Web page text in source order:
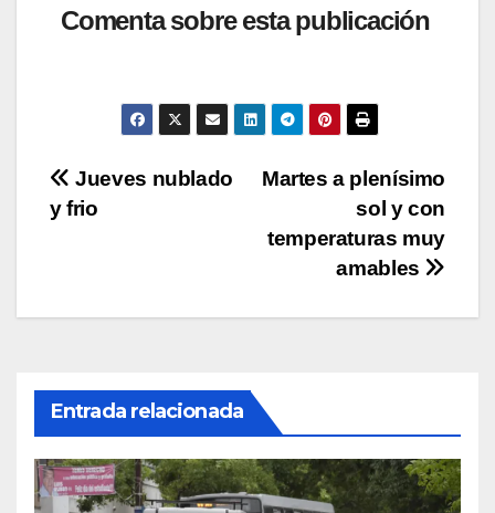
at c
b
o
k
tt
p
Li
n
m
ar
tir
Comenta sobre esta publicación
Navegación
de
Martes a plenísimo
sol y con
temperaturas muy
amables
Jueves nublado
y frio
Entrada relacionada